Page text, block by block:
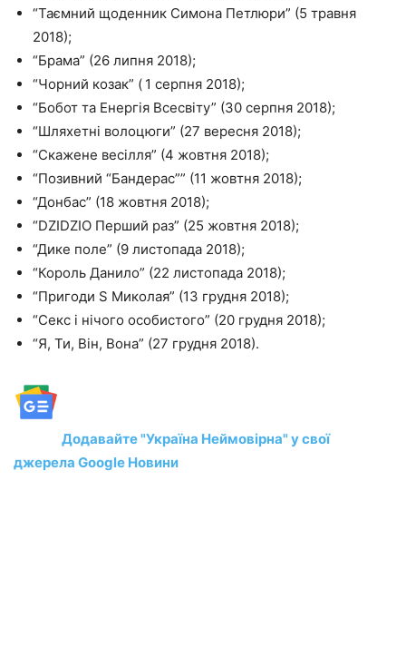
“Таємний щоденник Симона Петлюри” (5 травня
2018);
“Брама” (26 липня 2018);
“Чорний козак” ( 1 серпня 2018);
“Бобот та Енергія Всесвіту” (30 серпня 2018);
“Шляхетні волоцюги” (27 вересня 2018);
“Скажене весілля” (4 жовтня 2018);
“Позивний “Бандерас”” (11 жовтня 2018);
“Донбас” (18 жовтня 2018);
“DZIDZIO Перший раз” (25 жовтня 2018);
“Дике поле” (9 листопада 2018);
“Король Данило” (22 листопада 2018);
“Пригоди S Миколая” (13 грудня 2018);
“Секс і нічого особистого” (20 грудня 2018);
“Я, Ти, Він, Вона” (27 грудня 2018).
Додавайте "Україна Неймовірна" у свої
джерела Google Новини